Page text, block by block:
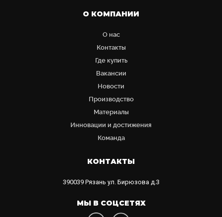
О КОМПАНИИ
О нас
Контакты
Где купить
Вакансии
Новости
Производство
Материалы
Инновации и достижения
Команда
КОНТАКТЫ
390039 Рязань ул. Бирюзова д.3
МЫ В СОЦСЕТЯХ